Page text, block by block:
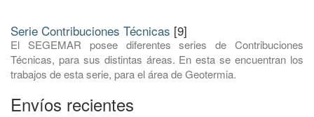
Serie Contribuciones Técnicas [9]
El SEGEMAR posee diferentes series de Contribuciones
Técnicas, para sus distintas áreas. En esta se encuentran los
trabajos de esta serie, para el área de Geotermia.
Envíos recientes